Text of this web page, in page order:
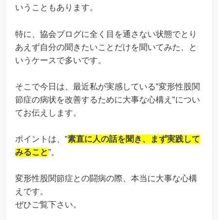
いうこともあります。
特に、協会ブログに全く目を通さない状態でとり
あえず自分の聞きたいことだけを聞いてみた、と
いうケースで多いです。
そこで今日は、最近私が実感している”変形性股関
節症の病状を改善するために大事な心構え”につい
てお伝えします。
ポイントは、”素直に人の話を聞き、まず実践して
みること”。
変形性股関節症との闘病の際、本当に大事な心構
えです。
ぜひご覧下さい。